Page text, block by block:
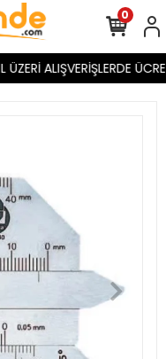
ALIŞVERİŞLERDE
0